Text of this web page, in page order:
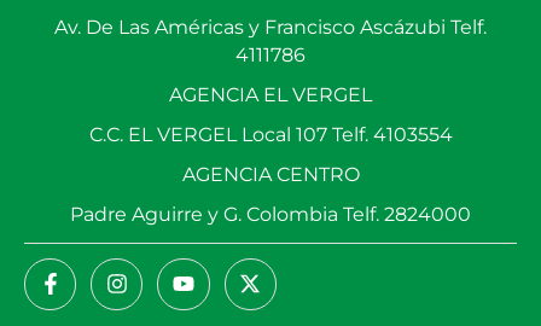
Av. De Las Américas y Francisco Ascázubi Telf.
4111786
AGENCIA EL VERGEL
C.C. EL VERGEL Local 107 Telf. 4103554
AGENCIA CENTRO
Padre Aguirre y G. Colombia Telf. 2824000